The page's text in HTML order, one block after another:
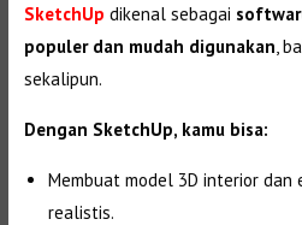
SketchUp dikenal sebagai
populer dan mudah digunakan ,
sekalipun.
Dengan SketchUp, kamu bisa:
Membuat model 3D interior
realistis.